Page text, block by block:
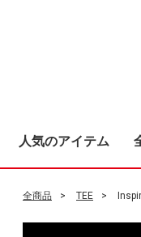
人気のアイテム
全商品 TEE